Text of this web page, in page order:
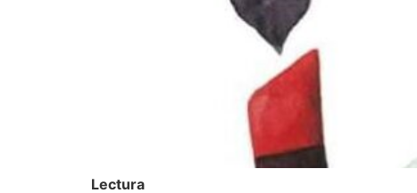
Lectura